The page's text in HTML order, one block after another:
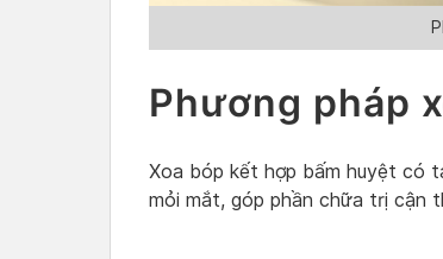
Phương pháp
Xoa bóp kết hợp bấm huyệt có
mỏi mắt, góp phần chữa trị cận